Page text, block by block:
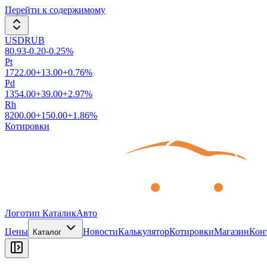
Перейти к содержимому
USDRUB
80.93-0.20-0.25%
Pt
1722.00+13.00+0.76%
Pd
1354.00+39.00+2.97%
Rh
8200.00+150.00+1.86%
Котировки
Логотип КаталикАвто
Цены
Каталог НовостиКалькуляторКотировкиМагазин